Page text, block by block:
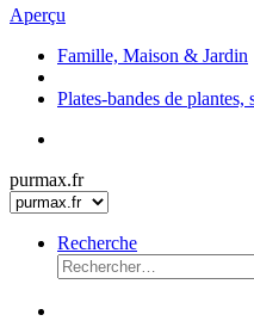
Aperçu
Famille, Maison & Jardin
Plates-bandes de plantes,
purmax.fr
Recherche